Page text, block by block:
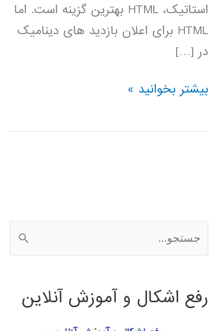
استاتیک، HTML بهترین گزینه است. اما
HTML برای اعلان بازدید های دینامیک
در […]
آموزش
بیشتر بخوانید »
س
ج
رفع اشکال و آموزش آنلاین